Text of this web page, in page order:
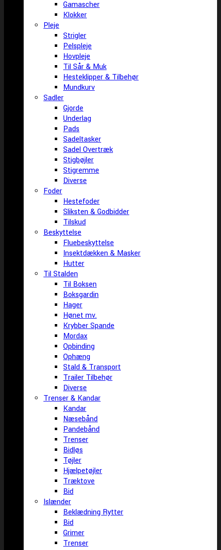
Gamascher
Klokker
Pleje
Strigler
Pelspleje
Hovpleje
Til Sår & Muk
Hesteklipper & Tilbehør
Mundkurv
Sadler
Gjorde
Underlag
Pads
Sadeltasker
Sadel Overtræk
Stigbøjler
Stigremme
Diverse
Foder
Hestefoder
Sliksten & Godbidder
Tilskud
Beskyttelse
Fluebeskyttelse
Insektdækken & Masker
Hutter
Til Stalden
Til Boksen
Boksgardin
Hager
Hønet mv.
Krybber Spande
Mordax
Opbinding
Ophæng
Stald & Transport
Trailer Tilbehør
Diverse
Trenser & Kandar
Kandar
Næsebånd
Pandebånd
Trenser
Bidløs
Tøjler
Hjælpetøjler
Træktove
Bid
Islænder
Beklædning Rytter
Bid
Grimer
Trenser